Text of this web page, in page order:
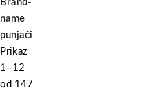
Brand-
name
punjači
Prikaz
1–12
od 147